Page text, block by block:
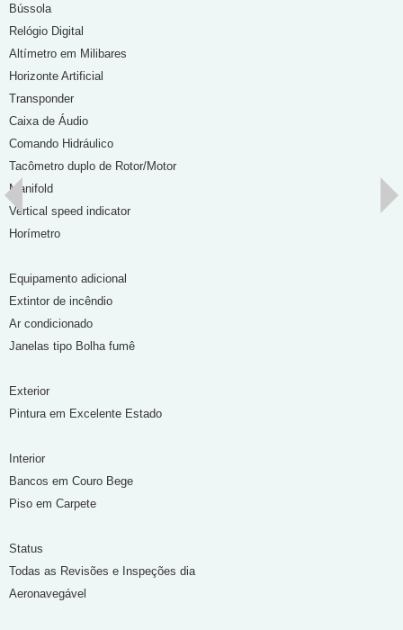
Bússola
Relógio Digital
Altímetro em Milibares
Horizonte Artificial
Transponder
Caixa de Áudio
Comando Hidráulico
Tacômetro duplo de Rotor/Motor
Manifold
Vertical speed indicator
Horímetro
Equipamento adicional
Extintor de incêndio
Ar condicionado
Janelas tipo Bolha fumê
Exterior
Pintura em Excelente Estado
Interior
Bancos em Couro Bege
Piso em Carpete
Status
Todas as Revisões e Inspeções dia
Aeronavegável